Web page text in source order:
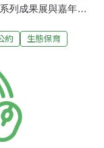
列成果展與嘉年華
2010國際生物多樣
，因應生物多樣性
在2002年提出了
Target)，
望於2010年前顯著
地球村一員，同樣
展委員會生物多樣
約 生態保育